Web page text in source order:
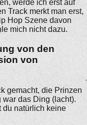
werde ich erst auf
Track merkt man erst,
Hop Szene davon
mich nicht dazu.
von den
von
gemacht, die Prinzen
das Ding (lacht).
du natürlich keine